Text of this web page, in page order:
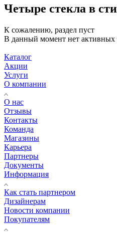
Четыре стекла в
К сожалению, раздел пуст
В данный момент нет активных
Каталог
Акции
Услуги
О компании
О нас
Отзывы
Контакты
Команда
Магазины
Карьера
Партнеры
Документы
Информация
Как стать партнером
Дизайнерам
Новости компании
Покупателям